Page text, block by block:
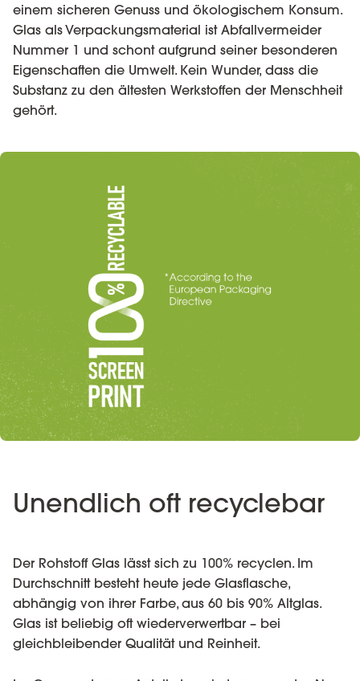
einem sicheren Genuss und ökologischem Konsum.
Glas als Verpackungsmaterial ist Abfallvermeider
Nummer 1 und schont aufgrund seiner besonderen
Eigenschaften die Umwelt. Kein Wunder, dass die
Substanz zu den ältesten Werkstoffen der Menschheit
gehört.
Unendlich oft recyclebar
Der Rohstoff Glas lässt sich zu 100% recyclen. Im
Durchschnitt besteht heute jede Glasflasche,
abhängig von ihrer Farbe, aus 60 bis 90% Altglas.
Glas ist beliebig oft wiederverwertbar – bei
gleichbleibender Qualität und Reinheit.